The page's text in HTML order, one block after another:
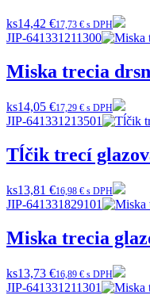
ks14,42 €17,73 € s DPH
JIP-641331211300
Miska trecia
ks14,05 €17,29 € s DPH
JIP-641331213501
Tĺčik trecí
ks13,81 €16,98 € s DPH
JIP-641331829101
Miska trecia
ks13,73 €16,89 € s DPH
JIP-641331211301